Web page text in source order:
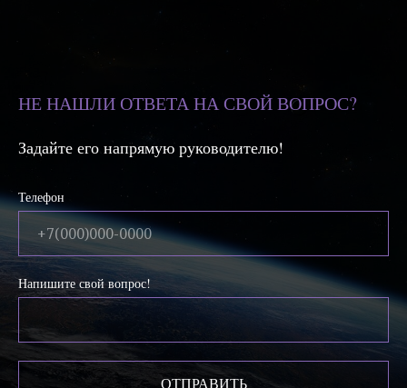
НЕ НАШЛИ ОТВЕТА НА СВОЙ ВОПРОС?
Задайте его напрямую руководителю!
Телефон
Напишите свой вопрос!
ОТПРАВИТЬ